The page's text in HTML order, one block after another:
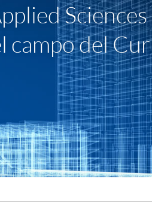
Sciences
del